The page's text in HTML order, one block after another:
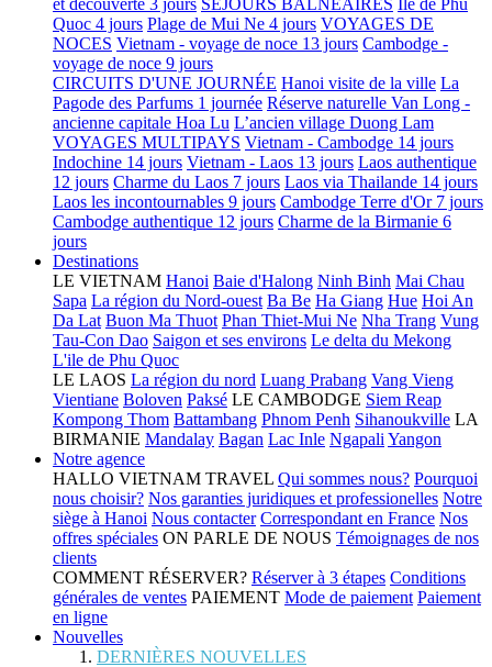
et decouverte 3 jours SÉJOURS BALNÉAIRES Ile de Phu
Quoc 4 jours Plage de Mui Ne 4 jours VOYAGES DE
NOCES Vietnam - voyage de noce 13 jours Cambodge -
voyage de noce 9 jours
CIRCUITS D'UNE JOURNÉE Hanoi visite de la ville La
Pagode des Parfums 1 journée Réserve naturelle Van Long -
ancienne capitale Hoa Lu L’ancien village Duong Lam
VOYAGES MULTIPAYS Vietnam - Cambodge 14 jours
Indochine 14 jours Vietnam - Laos 13 jours Laos authentique
12 jours Charme du Laos 7 jours Laos via Thailande 14 jours
Laos les incontournables 9 jours Cambodge Terre d'Or 7 jours
Cambodge authentique 12 jours Charme de la Birmanie 6
jours
Destinations
LE VIETNAM Hanoi Baie d'Halong Ninh Binh Mai Chau
Sapa La région du Nord-ouest Ba Be Ha Giang Hue Hoi An
Da Lat Buon Ma Thuot Phan Thiet-Mui Ne Nha Trang Vung
Tau-Con Dao Saigon et ses environs Le delta du Mekong
L'ile de Phu Quoc
LE LAOS La région du nord Luang Prabang Vang Vieng
Vientiane Boloven Paksé LE CAMBODGE Siem Reap
Kompong Thom Battambang Phnom Penh Sihanoukville LA
BIRMANIE Mandalay Bagan Lac Inle Ngapali Yangon
Notre agence
HALLO VIETNAM TRAVEL Qui sommes nous? Pourquoi
nous choisir? Nos garanties juridiques et professionelles Notre
siège à Hanoi Nous contacter Correspondant en France Nos
offres spéciales ON PARLE DE NOUS Témoignages de nos
clients
COMMENT RÉSERVER? Réserver à 3 étapes Conditions
générales de ventes PAIEMENT Mode de paiement Paiement
en ligne
Nouvelles
DERNIÈRES NOUVELLES